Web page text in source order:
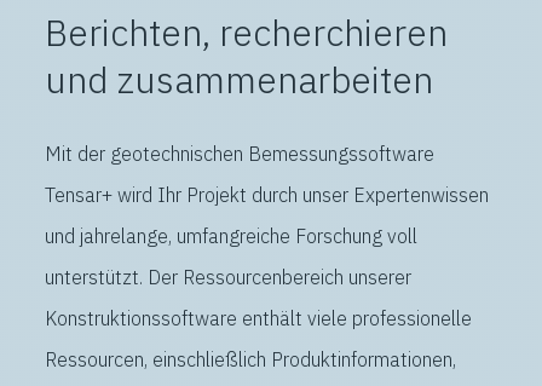
Berichten, recherchieren
und zusammenarbeiten
Mit der geotechnischen Bemessungssoftware
Tensar+ wird Ihr Projekt durch unser Expertenwissen
und jahrelange, umfangreiche Forschung voll
unterstützt. Der Ressourcenbereich unserer
Konstruktionssoftware enthält viele professionelle
Ressourcen, einschließlich Produktinformationen,